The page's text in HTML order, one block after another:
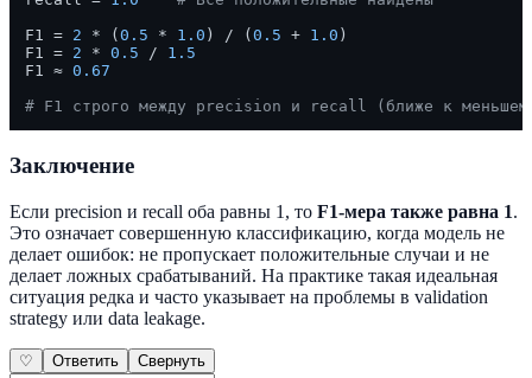
F1 = 2 * ( 0.5 * 1.0 ) / ( 0.5 + 1.0 )
F1 = 2 * 0.5 / 1.5
F1 ≈ 0.67
# F1 строго между precision и recall (ближе к
Заключение
Если precision и recall оба равны 1, то F1-мера также равна 1.
Это означает совершенную классификацию, когда модель не
делает ошибок: не пропускает положительные случаи и не
делает ложных срабатываний. На практике такая идеальная
ситуация редка и часто указывает на проблемы в validation
strategy или data leakage.
♡ Ответить Свернуть